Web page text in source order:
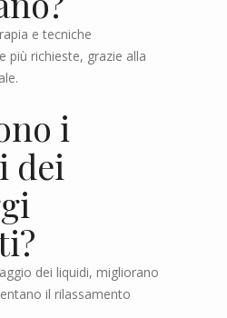
e tecniche
più richieste, grazie alla
i
dei
dei liquidi, migliorano
il rilassamento